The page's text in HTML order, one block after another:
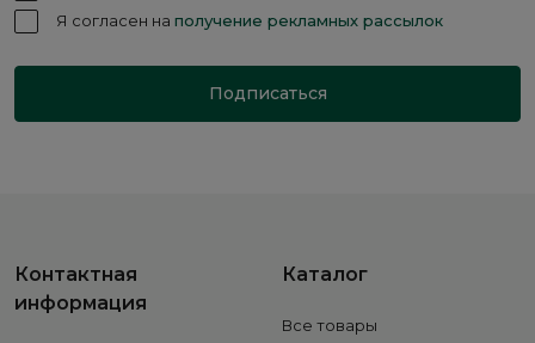
Я согласен на получение рекламных рассылок
Подписаться
Контактная
информация
Каталог
Все товары